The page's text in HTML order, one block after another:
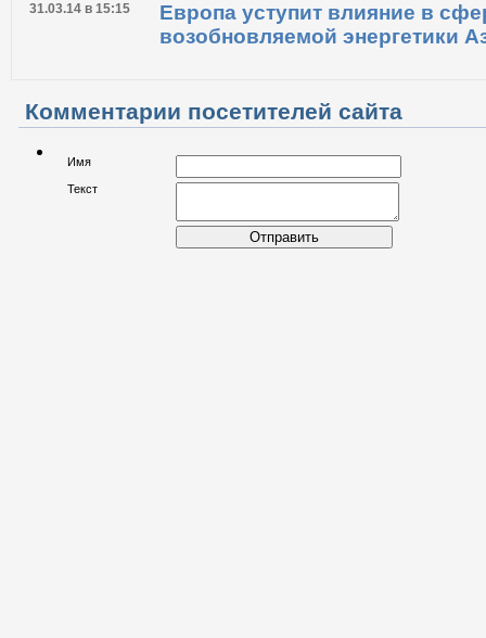
31.03.14 в 15:15
Европа уступит влияние в
возобновляемой энергетики
Комментарии посетителей сайта
Имя
Текст
Отправить